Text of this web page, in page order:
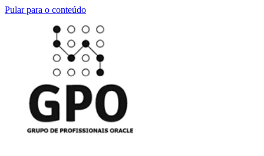
Pular para o conteúdo